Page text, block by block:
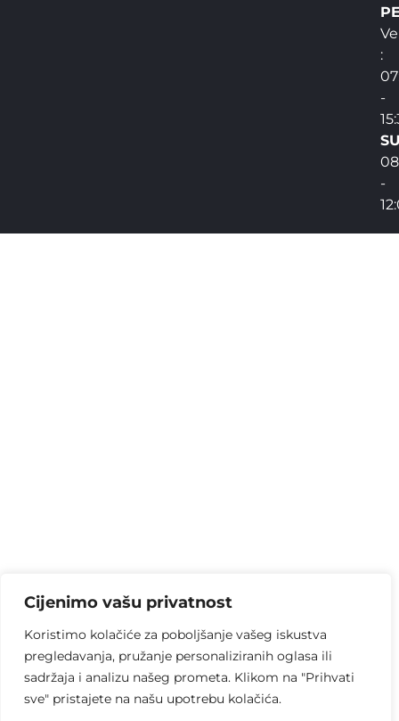
Cijenimo vašu privatnost
Koristimo kolačiće za poboljšanje vašeg iskustva
pregledavanja, pružanje personaliziranih oglasa ili
sadržaja i analizu našeg prometa. Klikom na "Prihvati
sve" pristajete na našu upotrebu kolačića.
:
-
-